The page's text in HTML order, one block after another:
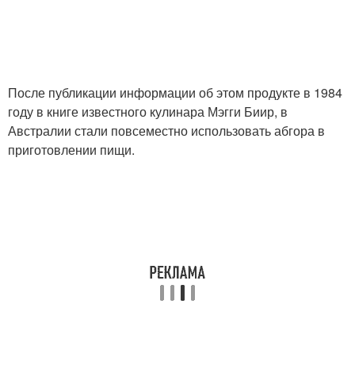
После публикации информации об этом продукте в 1984
году в книге известного кулинара Мэгги Биир, в
Австралии стали повсеместно использовать абгора в
приготовлении пищи.